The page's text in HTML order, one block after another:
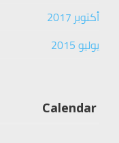
أكتوبر 2017
يوليو 2015
Calendar